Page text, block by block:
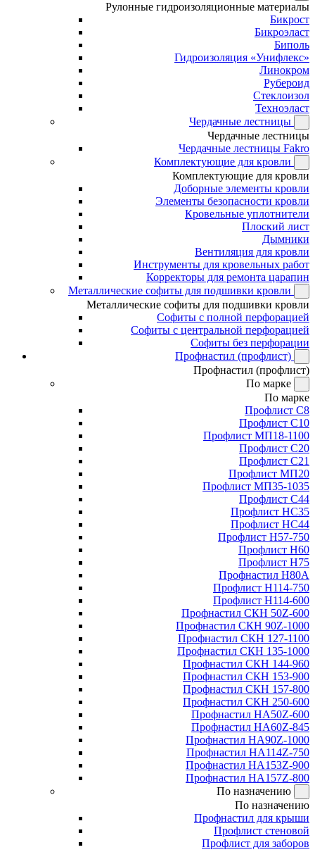
Рулонные гидроизоляционные материалы
Бикрост
Бикроэласт
Биполь
Гидроизоляция «Унифлекс»
Линокром
Рубероид
Стеклоизол
Техноэласт
Чердачные лестницы
Чердачные лестницы
Чердачные лестницы Fakro
Комплектующие для кровли
Комплектующие для кровли
Доборные элементы кровли
Элементы безопасности кровли
Кровельные уплотнители
Плоский лист
Дымники
Вентиляция для кровли
Инструменты для кровельных работ
Корректоры для ремонта царапин
Металлические софиты для подшивки кровли
Металлические софиты для подшивки кровли
Софиты с полной перфорацией
Софиты с центральной перфорацией
Софиты без перфорации
Профнастил (профлист)
Профнастил (профлист)
По марке
По марке
Профлист С8
Профлист С10
Профлист МП18-1100
Профлист С20
Профлист С21
Профлист МП20
Профлист МП35-1035
Профлист С44
Профлист НС35
Профлист НС44
Профлист Н57-750
Профлист Н60
Профлист Н75
Профнастил Н80А
Профлист Н114-750
Профлист Н114-600
Профнастил СКН 50Z-600
Профнастил СКН 90Z-1000
Профнастил СКН 127-1100
Профнастил СКН 135-1000
Профнастил СКН 144-960
Профнастил СКН 153-900
Профнастил СКН 157-800
Профнастил СКН 250-600
Профнастил НА50Z-600
Профнастил НА60Z-845
Профнастил НА90Z-1000
Профнастил НА114Z-750
Профнастил НА153Z-900
Профнастил НА157Z-800
По назначению
По назначению
Профнастил для крыши
Профлист стеновой
Профлист для заборов